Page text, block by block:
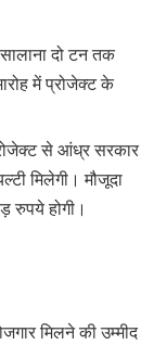
दो टन तक
में प्रोजेक्ट के
से आंध्र सरकार
मिलेगी। मौजूदा
रुपये होगी।
मिलने की उम्मीद